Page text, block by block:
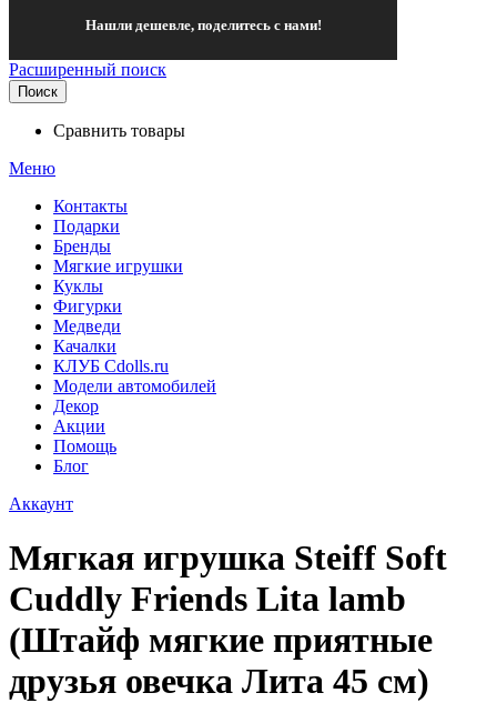
Нашли дешевле, поделитесь с нами!
Расширенный поиск
Поиск
Сравнить товары
Меню
Контакты
Подарки
Бренды
Мягкие игрушки
Куклы
Фигурки
Медведи
Качалки
КЛУБ Cdolls.ru
Модели автомобилей
Декор
Акции
Помощь
Блог
Аккаунт
Мягкая игрушка Steiff Soft
Cuddly Friends Lita lamb
(Штайф мягкие приятные
друзья овечка Лита 45 см)